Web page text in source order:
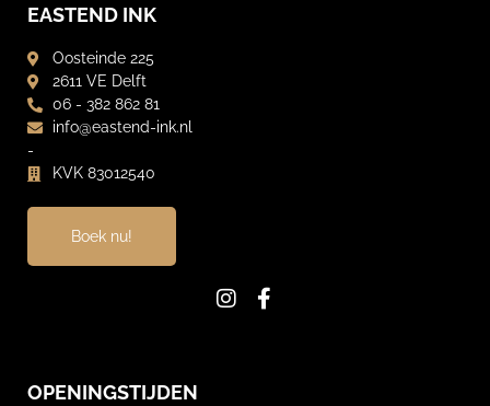
EASTEND INK
Oosteinde 225
2611 VE Delft
06 - 382 862 81
info@eastend-ink.nl
-
KVK 83012540
Boek nu!
OPENINGSTIJDEN